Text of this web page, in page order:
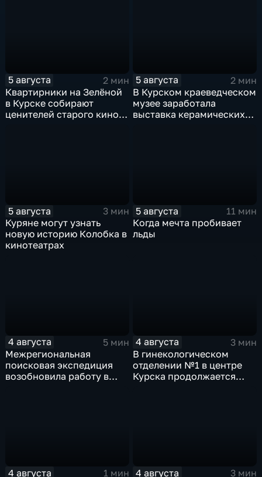
5 августа
2 мин
Квартирники на Зелёной
в Курске собирают
ценителей старого кино
5 августа
2 мин
В Курском краеведческом
музее заработала
выставка керамических
5 августа
3 мин
Куряне могут узнать
новую историю Колобка в
кинотеатрах
5 августа
11 мин
Когда мечта пробивает
льды
4 августа
5 мин
Межрегиональная
поисковая экспедиция
возобновила работу в
4 августа
3 мин
В гинекологическом
отделении №1 в центре
Курска продолжается
4 августа 1 мин 4 августа 3 мин